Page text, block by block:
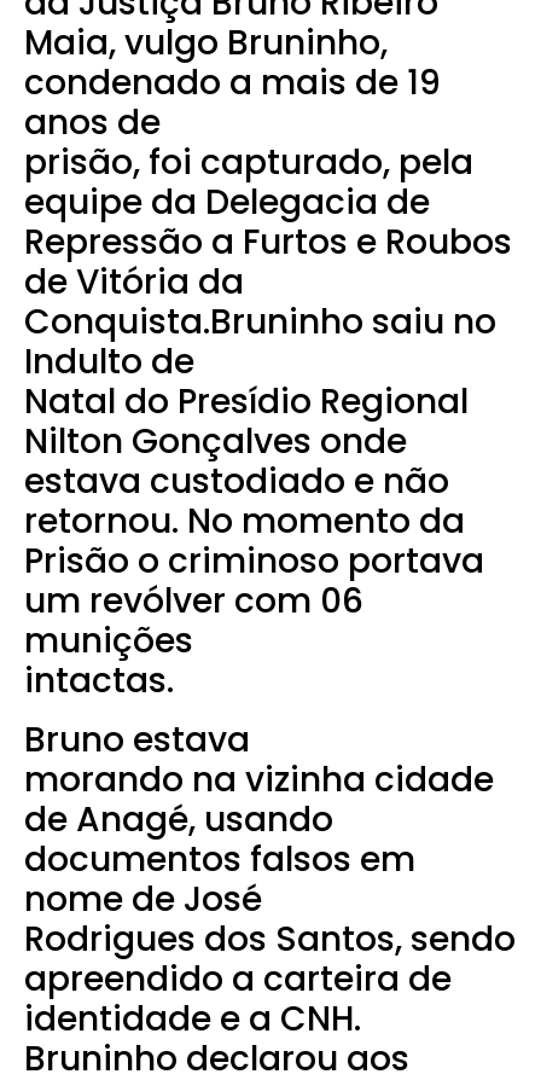
Maia, vulgo Bruninho,
condenado a mais de 19
anos de
prisão, foi capturado, pela
equipe da Delegacia de
Repressão a Furtos e Roubos
de Vitória da
Conquista.Bruninho saiu no
Indulto de
Natal do Presídio Regional
Nilton Gonçalves onde
estava custodiado e não
retornou. No momento da
Prisão o criminoso portava
um revólver com 06
munições
intactas.
Bruno estava
morando na vizinha cidade
de Anagé, usando
documentos falsos em
nome de José
Rodrigues dos Santos, sendo
apreendido a carteira de
identidade e a CNH.
Bruninho declarou aos